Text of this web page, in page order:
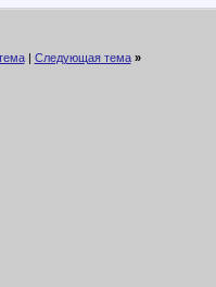
| Следующая тема »